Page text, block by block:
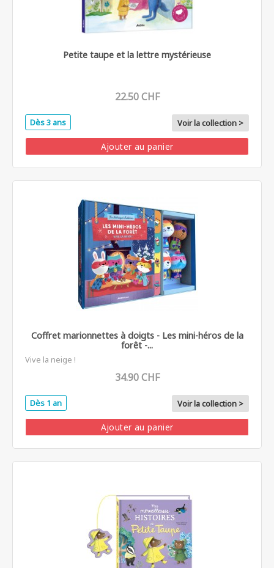
Petite taupe et la lettre mystérieuse
22.50 CHF
Dès 3 ans Voir la collection >
Ajouter au panier
Coffret marionnettes à doigts - Les mini-héros de la
forêt -...
Vive la neige !
34.90 CHF
Dès 1 an Voir la collection >
Ajouter au panier